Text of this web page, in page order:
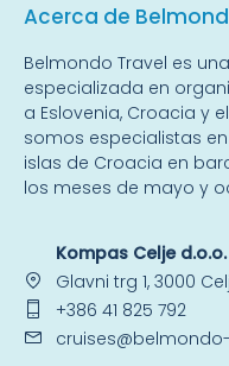
Acerca de
Belmondo Travel es una
especializada en
a Eslovenia, Croacia y
somos especialistas en
islas de Croacia en
los meses de mayo y
Kompas Celje d.o.o.
Glavni trg 1, 3000
+386 41 825 792